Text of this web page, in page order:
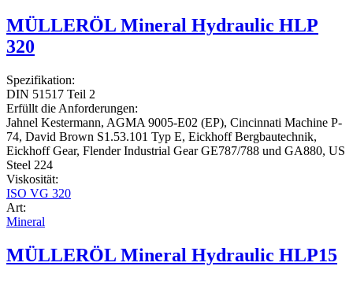
MÜLLERÖL Mineral Hydraulic HLP
320
Spezifikation:
DIN 51517 Teil 2
Erfüllt die Anforderungen:
Jahnel Kestermann, AGMA 9005-E02 (EP), Cincinnati Machine P-
74, David Brown S1.53.101 Typ E, Eickhoff Bergbautechnik,
Eickhoff Gear, Flender Industrial Gear GE787/788 und GA880, US
Steel 224
Viskosität:
ISO VG 320
Art:
Mineral
MÜLLERÖL Mineral Hydraulic HLP15